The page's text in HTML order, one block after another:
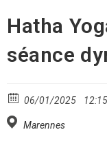
Hatha
séance
06/01/2025
Marennes